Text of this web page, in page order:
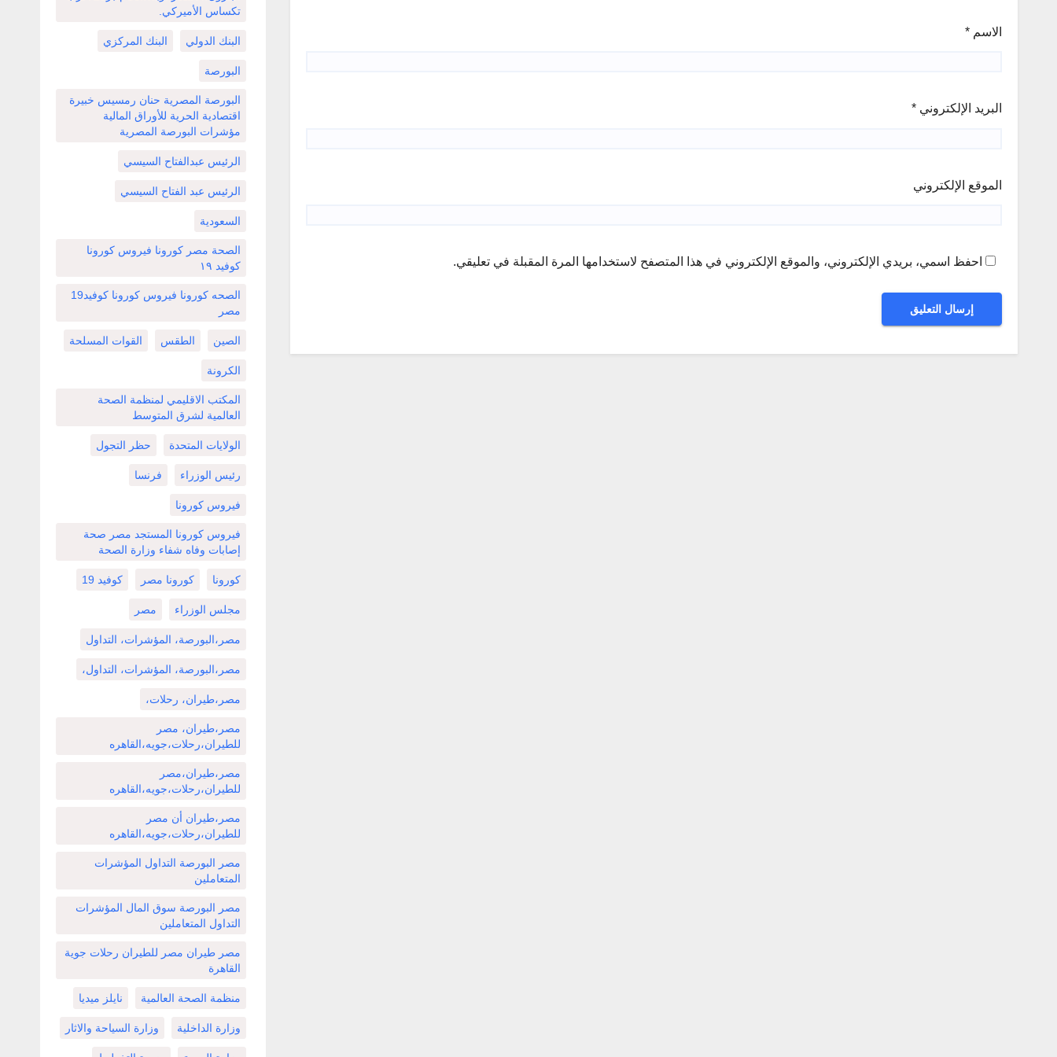
الاسم *
البريد الإلكتروني *
الموقع الإلكتروني
احفظ اسمي، بريدي الإلكتروني، والموقع الإلكتروني في هذا المتصفح لاستخدامها المرة المقبلة في تعليقي.
تكساس الأميركي.
البنك الدولي البنك المركزي
البورصة
البورصة المصرية حنان رمسيس خبيرة
اقتصادية الحرية للأوراق المالية
مؤشرات البورصة المصرية
الرئيس عبدالفتاح السيسي
الرئيس عبد الفتاح السيسي
السعودية
الصحة مصر كورونا فيروس كورونا
كوفيد ١٩
الصحه كورونا فيروس كورونا كوفيد19
مصر
الصين الطقس القوات المسلحة
الكرونة
المكتب الاقليمي لمنظمة الصحة
العالمية لشرق المتوسط
الولايات المتحدة حظر التجول
رئيس الوزراء فرنسا
فيروس كورونا
فيروس كورونا المستجد مصر صحة
إصابات وفاه شفاء وزارة الصحة
كورونا كورونا مصر كوفيد 19
مجلس الوزراء مصر
مصر،البورصة، المؤشرات، التداول
مصر،البورصة، المؤشرات، التداول،
مصر،طيران، رحلات،
مصر،طيران، مصر
للطيران،رحلات،جويه،القاهره
مصر،طيران،مصر
للطيران،رحلات،جويه،القاهره
مصر،طيران أن مصر
للطيران،رحلات،جويه،القاهره
مصر البورصة التداول المؤشرات
المتعاملين
مصر البورصة سوق المال المؤشرات
التداول المتعاملين
مصر طيران مصر للطيران رحلات جوية
القاهرة
منظمة الصحة العالمية نايلز ميديا
وزارة الداخلية وزارة السياحة والاثار